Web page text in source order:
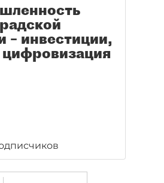
– инвестиции,